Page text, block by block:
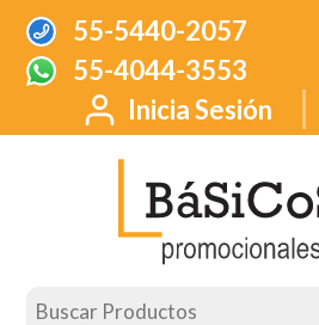
55-5440-2057
55-4044-3553
Inicia Sesión